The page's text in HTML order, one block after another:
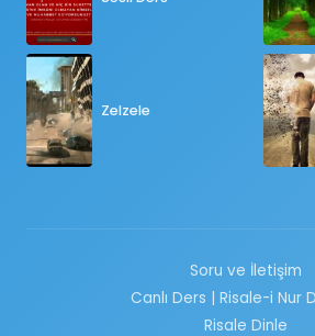
Zelzele
Soru ve İletişim
Canlı Ders | Risale-i Nur
Risale Dinle